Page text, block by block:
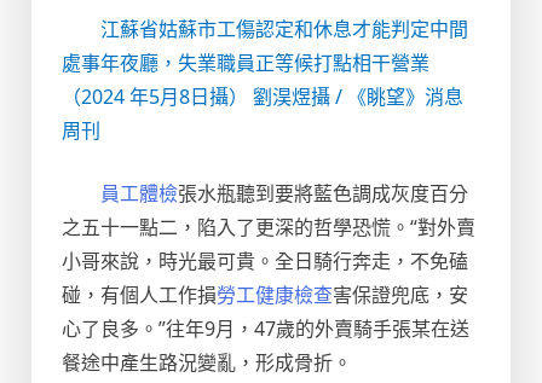
江蘇省姑蘇市工傷認定和休息才能判定中間
處事年夜廳，失業職員正等候打點相干營業
（2024 年5月8日攝） 劉淏煜攝 / 《眺望》消息
周刊
員工體檢張水瓶聽到要將藍色調成灰度百分
之五十一點二，陷入了更深的哲學恐慌。“對外賣
小哥來說，時光最可貴。全日騎行奔走，不免磕
碰，有個人工作損勞工健康檢查害保證兜底，安
心了良多。”往年9月，47歲的外賣騎手張某在送
餐途中產生路況變亂，形成骨折。